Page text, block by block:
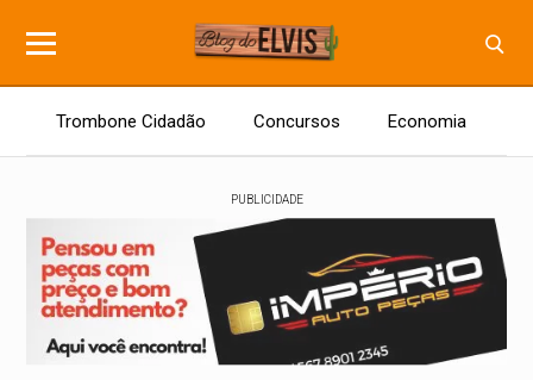
Trombone Cidadão Concursos Economia
PUBLICIDADE